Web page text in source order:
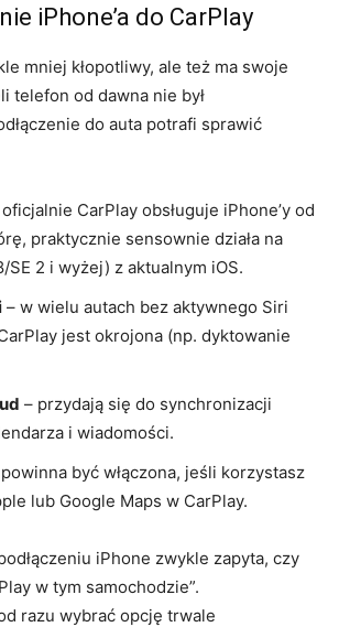
iPhone’a do CarPlay
mniej kłopotliwy, ale też ma swoje
telefon od dawna nie był
do auta potrafi sprawić
CarPlay obsługuje iPhone’y od
praktycznie sensownie działa na
SE 2 i wyżej) z aktualnym iOS.
– w wielu autach bez aktywnego Siri
jest okrojona (np. dyktowanie
– przydają się do synchronizacji
i wiadomości.
być włączona, jeśli korzystasz
lub Google Maps w CarPlay.
iPhone zwykle zapyta, czy
w tym samochodzie”.
razu wybrać opcję trwale